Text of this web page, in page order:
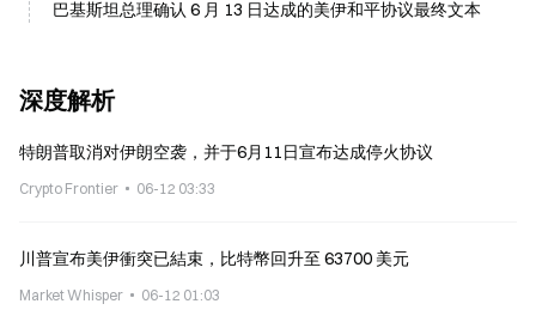
巴基斯坦总理确认 6 月 13 日达成的美伊和平协议最终文本
深度解析
特朗普取消对伊朗空袭，并于6月11日宣布达成停火协议
Crypto Frontier 06-12 03:33
川普宣布美伊衝突已結束，比特幣回升至 63700 美元
Market Whisper 06-12 01:03